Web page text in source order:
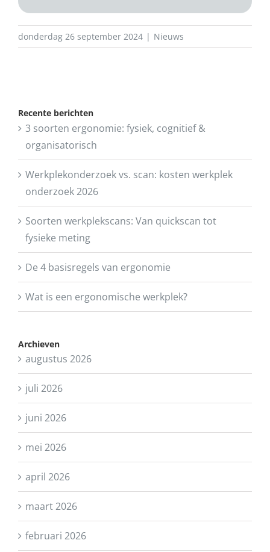
donderdag 26 september 2024 | Nieuws
Recente berichten
3 soorten ergonomie: fysiek, cognitief &
organisatorisch
Werkplekonderzoek vs. scan: kosten werkplek
onderzoek 2026
Soorten werkplekscans: Van quickscan tot
fysieke meting
De 4 basisregels van ergonomie
Wat is een ergonomische werkplek?
Archieven
augustus 2026
juli 2026
juni 2026
mei 2026
april 2026
maart 2026
februari 2026